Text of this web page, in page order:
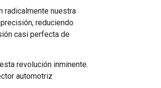
radicalmente nuestra
reduciendo
casi perfecta de
revolución inminente.
automotriz